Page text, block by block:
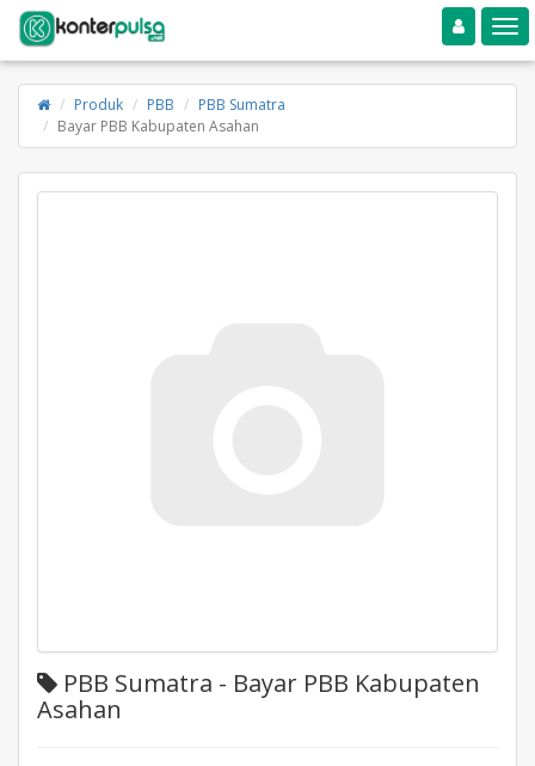
Toggle navigation
Produk PBB
PBB Sumatra
Bayar PBB Kabupaten Asahan
PBB Sumatra - Bayar PBB Kabupaten
Asahan